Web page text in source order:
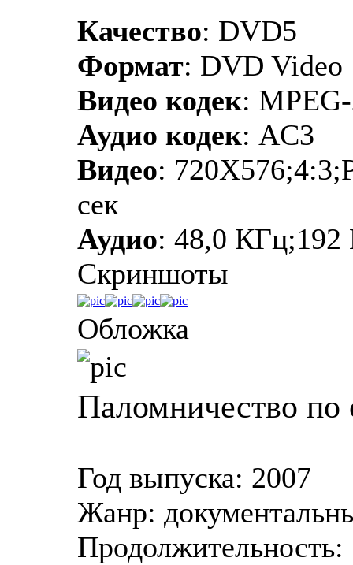
Качество: DVD5
Формат: DVD Video
Видео кодек:
Аудио кодек: AC3
Видео:
сек
Аудио: 48,0 КГц;192
Скриншоты
Обложка
Паломничество по
Год выпуска: 2007
Жанр: